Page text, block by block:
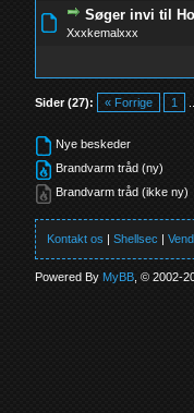
Søger invi til
Xxxkemalxxx
0 Stemmer - 0
Sider (27): « Forrige 1
Nye beskeder
Brandvarm tråd (ny)
Brandvarm tråd (ikke ny)
Kontakt os |Shellsec |
Powered ByMyBB , © 2002-